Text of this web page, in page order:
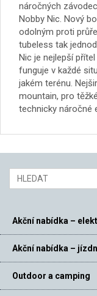
náročných
Nobby Nic. Nový
odolným proti
tubeless tak
Nic je nejlepší
funguje v každé
jakém terénu.
mountain, pro
technicky náročné
Akční nabídka –
Akční nabídka –
Outdoor a camping